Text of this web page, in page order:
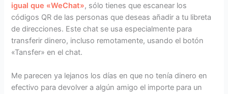
igual que «WeChat», sólo tienes que escanear los
códigos QR de las personas que deseas añadir a tu libreta
de direcciones. Este chat se usa especialmente para
transferir dinero, incluso remotamente, usando el botón
«Tansfer» en el chat.
Me parecen ya lejanos los días en que no tenía dinero en
efectivo para devolver a algún amigo el importe para un